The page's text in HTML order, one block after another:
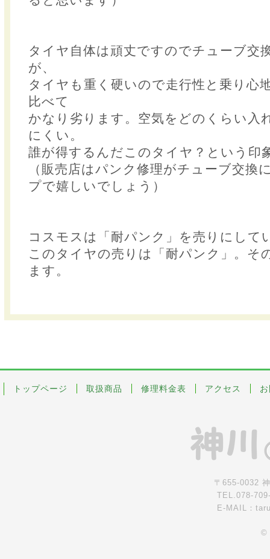
タイヤ自体は頑丈ですのでチューブ交
が、
タイヤも重く硬いので走行性と乗り心
比べて
かなり劣ります。空気をどのくらい入
にくい。
誰が得するんだこのタイヤ？という印
（販売店はパンク修理がチューブ交換
プで嬉しいでしょう）
コスモスは「耐パンク」を売りにして
このタイヤの売りは「耐パンク」。そ
ます。
トップページ 取扱商品 修理料金表 アクセス
〒655-0032
TEL.078-
E-MAIL：
©